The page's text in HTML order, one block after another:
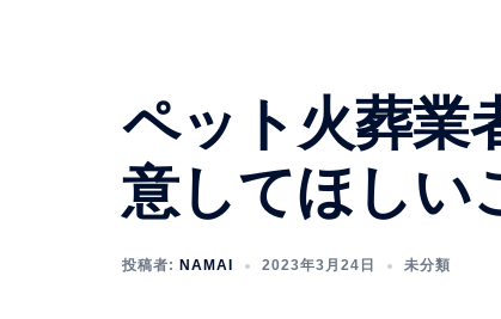
ペット火葬業
意してほしい
投稿者: NAMAI 2023年3月24日 未分類